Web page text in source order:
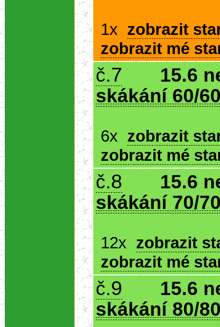
1x zobrazit
zobrazit mé
č.7
15.6
skákání 60/
6x zobrazit
zobrazit mé
č.8
15.6
skákání 70/
12x zobrazit
zobrazit mé
č.9
15.6
skákání 80/